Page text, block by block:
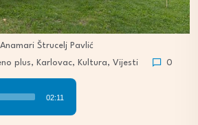
Anamari Štrucelj Pavlić
plus, Karlovac, Kultura, Vijesti 0
02:11